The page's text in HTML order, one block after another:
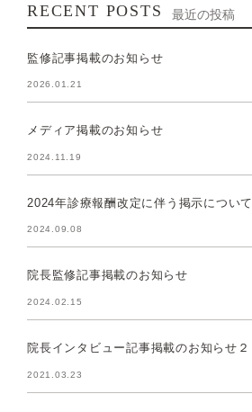
RECENT POSTS 最近の投稿
監修記事掲載のお知らせ
2026.01.21
メディア掲載のお知らせ
2024.11.19
2024年診療報酬改定に伴う掲示について
2024.09.08
院長監修記事掲載のお知らせ
2024.02.15
院長インタビュー記事掲載のお知らせ２
2021.03.23